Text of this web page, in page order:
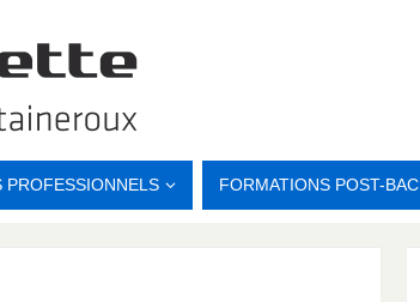
PROFESSIONNELS FORMATIONS POST-BAC